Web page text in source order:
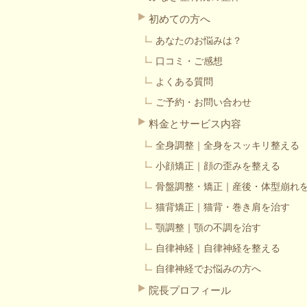
初めての方へ
あなたのお悩みは？
口コミ・ご感想
よくある質問
ご予約・お問い合わせ
料金とサービス内容
全身調整｜全身をスッキリ整える
小顔矯正｜顔の歪みを整える
骨盤調整・矯正｜産後・体型崩れ
猫背矯正｜猫背・巻き肩を治す
顎調整｜顎の不調を治す
自律神経｜自律神経を整える
自律神経でお悩みの方へ
院長プロフィール